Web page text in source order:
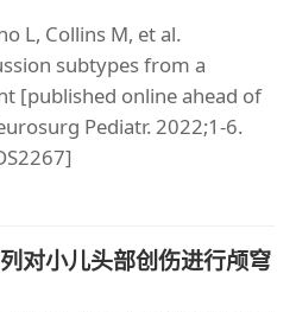
L, Collins M, et al.
subtypes from a
[published online ahead of
Pediatr. 2022;1-6.
对小儿头部创伤进行颅穹